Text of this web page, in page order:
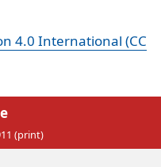
4.0 International (CC
(print)